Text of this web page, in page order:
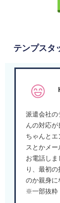
テンプスタ
派遣会社の
んの対応
ちゃんとエ
スとかメ
お電話しま
り、最初
のか親身に
※一部抜粋